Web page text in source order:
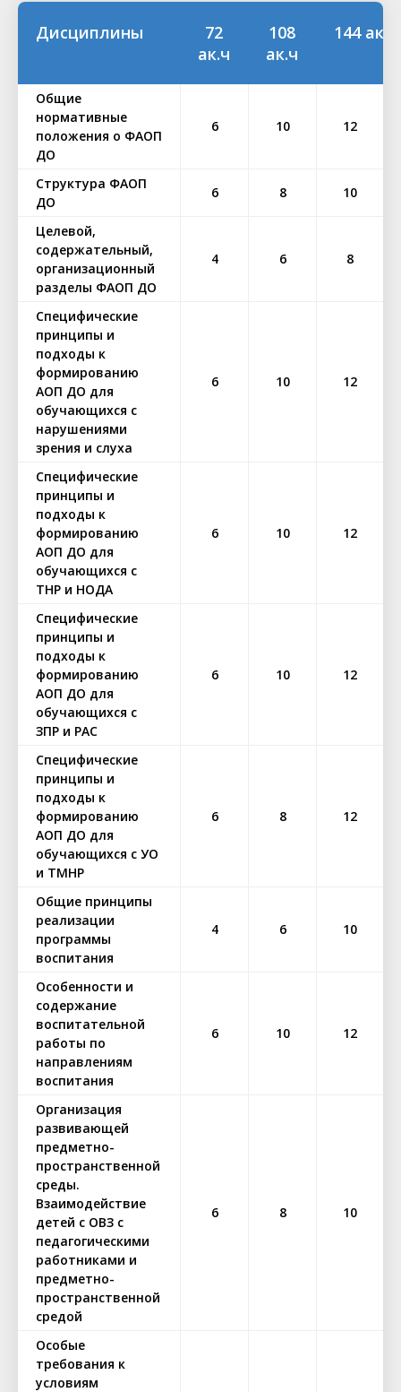
Дисциплины
72
ак.ч
108
ак.ч
144 ак.ч
Общие
нормативные
положения о ФАОП
ДО
6 10 12
Структура ФАОП
ДО
6 8 10
Целевой,
содержательный,
организационный
разделы ФАОП ДО
4 6 8
Специфические
принципы и
подходы к
формированию
АОП ДО для
обучающихся с
нарушениями
зрения и слуха
6 10 12
Специфические
принципы и
подходы к
формированию
АОП ДО для
обучающихся с
ТНР и НОДА
6 10 12
Специфические
принципы и
подходы к
формированию
АОП ДО для
обучающихся с
ЗПР и РАС
6 10 12
Специфические
принципы и
подходы к
формированию
АОП ДО для
обучающихся с УО
и ТМНР
6 8 12
Общие принципы
реализации
программы
воспитания
4 6 10
Особенности и
содержание
воспитательной
работы по
направлениям
воспитания
6 10 12
Организация
развивающей
предметно-
пространственной
среды.
Взаимодействие
детей с ОВЗ с
педагогическими
работниками и
предметно-
пространственной
средой
6 8 10
Особые
требования к
условиям